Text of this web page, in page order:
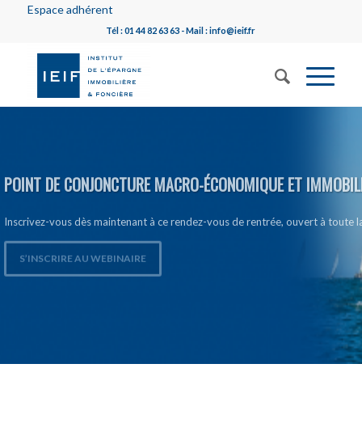
Espace adhérent
Tél : 01 44 82 63 63 - Mail : info@ieif.fr
POINT DE CONJONCTURE MACRO-ÉCONOMIQUE ET
Inscrivez-vous dès maintenant à ce rendez-vous de rentrée, ouvert à toute